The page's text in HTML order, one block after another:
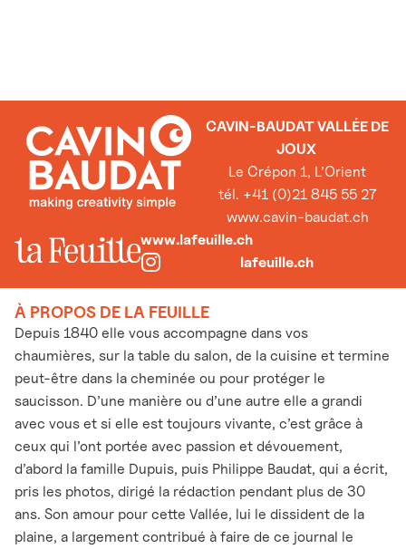
CAVIN-BAUDAT VALLÉE DE
JOUX
Le Crépon 1, L’Orient
tél. +41 (0)21 845 55 27
www.cavin-baudat.ch
www.lafeuille.ch
lafeuille.ch
À PROPOS DE LA FEUILLE
Depuis 1840 elle vous accompagne dans vos
chaumières, sur la table du salon, de la cuisine et termine
peut-être dans la cheminée ou pour protéger le
saucisson. D’une manière ou d’une autre elle a grandi
avec vous et si elle est toujours vivante, c’est grâce à
ceux qui l’ont portée avec passion et dévouement,
d’abord la famille Dupuis, puis Philippe Baudat, qui a écrit,
pris les photos, dirigé la rédaction pendant plus de 30
ans. Son amour pour cette Vallée, lui le dissident de la
plaine, a largement contribué à faire de ce journal le